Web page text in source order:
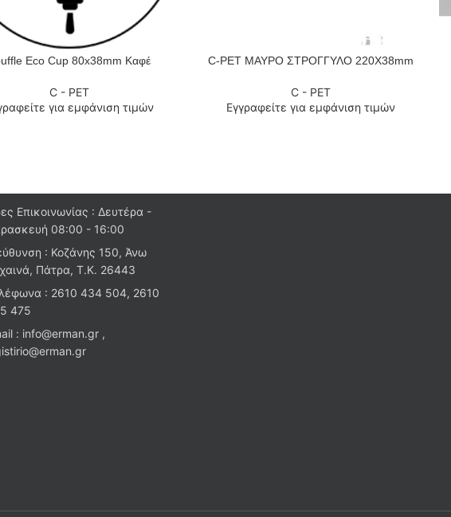
ΠΕΡΙΣΣΌΤΕΡΑ
Eco Cup 80x38mm Καφέ
C - PET
για εμφάνιση τιμών
ΔΙΑΒΆΣΤΕ ΠΕΡΙΣΣΌΤΕΡΑ
C-PET ΜΑΥΡΟ ΣΤΡΟΓΓΥΛΟ 220Χ38mm
C - PET
Εγγραφείτε για εμφάνιση τιμών
Επικοινωνίας : Δευτέρα -
08:00 - 16:00
: Κοζάνης 150, Άνω
Πάτρα, Τ.Κ. 26443
: 2610 434 504, 2610
475
: info@erman.gr ,